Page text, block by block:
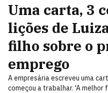
Uma carta, 3
lições de
filho sobre o
emprego
A empresária escreveu uma
começou a trabalhar. 'A melhor